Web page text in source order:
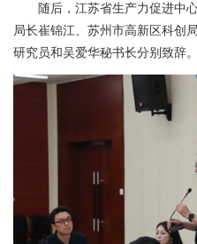
随后，江苏省生产力促进中心
局长崔锦江、苏州市高新区科创
研究员和吴爱华秘书长分别致辞。